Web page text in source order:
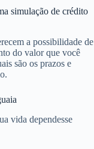
simulação de crédito
a possibilidade de
do valor que você
são os prazos e
vida dependesse